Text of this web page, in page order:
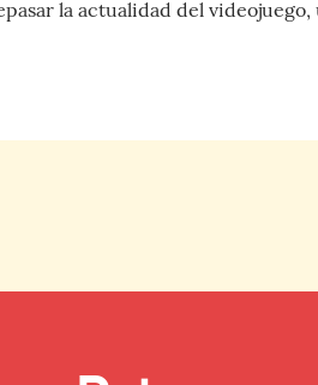
la actualidad del videojuego,